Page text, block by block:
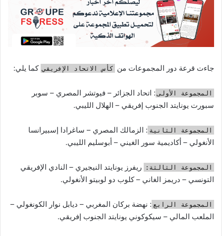
جاءت قرعة دور المجموعات من كأس الاتحاد الإفريقي كما يلي:
المجموعة الأولى : اتحاد الجزائر – فيوتشر المصري – سوبر
سبورت يونايتد الجنوب إفريقي – الهلال الليبي.
المجموعة الثانية : الزمالك المصري – ساغرادا إسبيرانسا
الأنغولي – أكاديمية سور الغيني – أبوسليم الليبي.
المجموعة الثالثة:
ريفرز يونايتد النيجيري – النادي الإفريقي
التونسي – دريمز الغاني – كلوب دو لوبيتو الأنغولي.
المجموعة الرابع : نهضة بركان المغربي – ديابل نوار الكونغولي –
الملعب المالي – سيكوكوني يونايتد الجنوب إفريقي.